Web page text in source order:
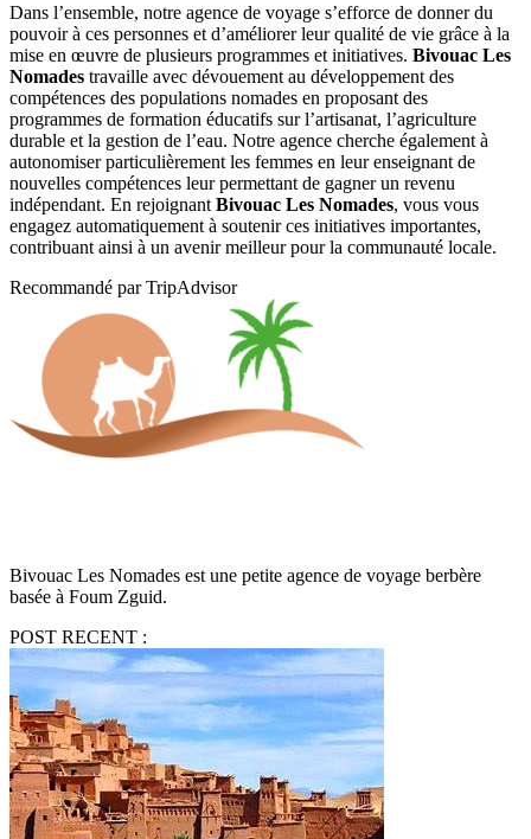
Dans l’ensemble, notre agence de voyage s’efforce de donner du
pouvoir à ces personnes et d’améliorer leur qualité de vie grâce à la
mise en œuvre de plusieurs programmes et initiatives. Bivouac Les
Nomades travaille avec dévouement au développement des
compétences des populations nomades en proposant des
programmes de formation éducatifs sur l’artisanat, l’agriculture
durable et la gestion de l’eau. Notre agence cherche également à
autonomiser particulièrement les femmes en leur enseignant de
nouvelles compétences leur permettant de gagner un revenu
indépendant. En rejoignant Bivouac Les Nomades, vous vous
engagez automatiquement à soutenir ces initiatives importantes,
contribuant ainsi à un avenir meilleur pour la communauté locale.
Recommandé par TripAdvisor
Bivouac Les Nomades est une petite agence de voyage berbère
basée à Foum Zguid.
POST RECENT :